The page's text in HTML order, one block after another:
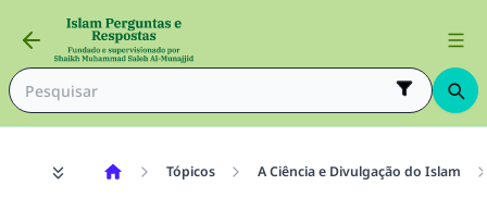
Tópicos A Ciência e Divulgação do Islam